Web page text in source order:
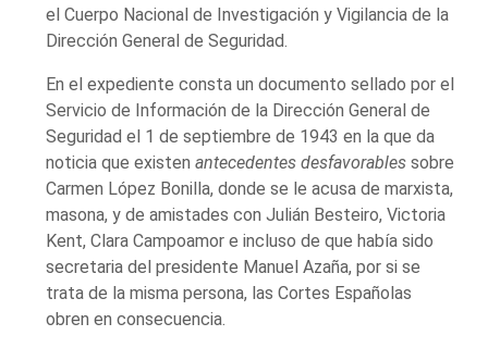
el Cuerpo Nacional de Investigación y Vigilancia de la
Dirección General de Seguridad.
En el expediente consta un documento sellado por el
Servicio de Información de la Dirección General de
Seguridad el 1 de septiembre de 1943 en la que da
noticia que existenantecedentes desfavorablessobre
Carmen López Bonilla, donde se le acusa de marxista,
masona, y de amistades con Julián Besteiro, Victoria
Kent, Clara Campoamor e incluso de que había sido
secretaria del presidente Manuel Azaña, por si se
trata de la misma persona, las Cortes Españolas
obren en consecuencia.